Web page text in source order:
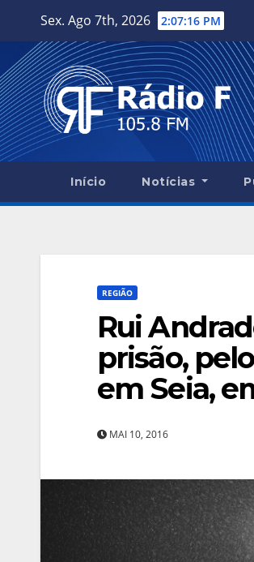
content
Sex. Ago 7th, 2026 2:07:17 PM
Início Notícias
REGIÃO
Rui
prisão,
em Seia,
MAI 10, 2016